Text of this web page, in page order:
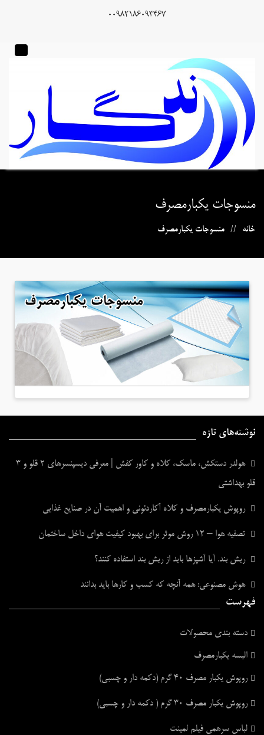
00982186093467
منسوجات یکبارمصرف
خانه منسوجات یکبارمصرف
نوشته‌های تازه
هولدر دستکش، ماسک، کلاه و کاور کفش | معرفی دیسپنسرهای ۲ قلو و ۳
قلو بهداشتی
روپوش یکبارمصرف و کلاه آکاردئونی و اهمیت آن در صنایع غذایی
تصفیه هوا – ۱۲ روش موثر برای بهبود کیفیت هوای داخل ساختمان
ریش بند. آیا آشپزها باید از ریش بند استفاده کنند؟
هوش مصنوعی: همه آنچه که کسب و کارها باید بدانند
فهرست
دسته بندی محصولات
البسه یکبارمصرف
روپوش یکبار مصرف ۴۰ گرم (دکمه دار و چسبی)
روپوش یکبار مصرف ۳۰ گرم ( دکمه دار و چسبی)
لباس سرهمی فیلم لمینت